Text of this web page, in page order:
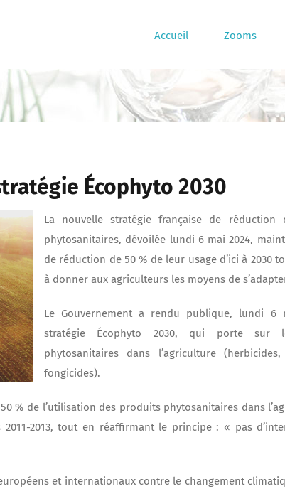
Accueil Zooms
Écophyto 2030
La nouvelle stratégie française de réduction
phytosanitaires, dévoilée lundi 6 mai 2024,
de réduction de 50 % de leur usage d’ici à 2030
à donner aux agriculteurs les moyens de
Le Gouvernement a rendu publique, lundi 6
stratégie Écophyto 2030, qui porte sur
phytosanitaires dans l’agriculture (herbicides,
fongicides).
% de l’utilisation des produits phytosanitaires dans
2013, tout en réaffirmant le principe : « pas
et internationaux contre le changement